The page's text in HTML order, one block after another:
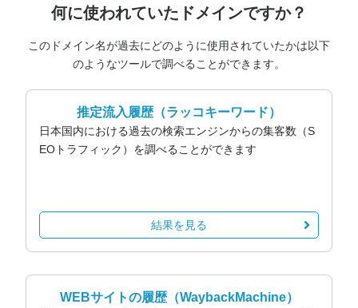
何に使われていたドメインですか？
このドメイン名が過去にどのように使用されていたかは以下
のようなツールで調べることができます。
推定流入履歴（ラッコキーワード）
日本国内における過去の検索エンジンからの集客数（S
EOトラフィック）を調べることができます
結果を見る
WEBサイトの履歴（WaybackMachine）